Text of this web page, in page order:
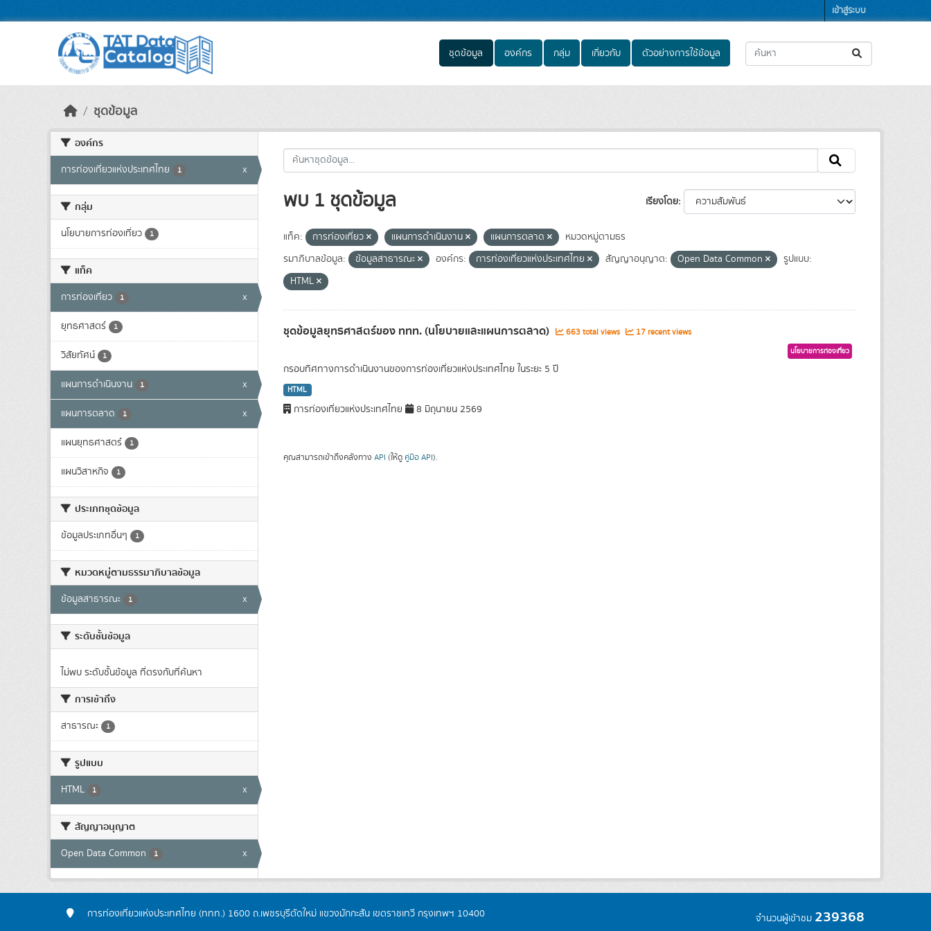
เข้าสู่ระบบ
ชุดข้อมูล องค์กร กลุ่ม เกี่ยวกับ ตัวอย่างการใช้ข้อมูล
ชุดข้อมูล
องค์กร
การท่องเที่ยวแห่งประเทศไทย 1 x
กลุ่ม
นโยบายการท่องเที่ยว 1
แท็ค
การท่องเที่ยว 1 x
ยุทธศาสตร์ 1
วิสัยทัศน์ 1
แผนการดำเนินงาน 1 x
แผนการตลาด 1 x
แผนยุทธศาสตร์ 1
แผนวิสาหกิจ 1
ประเภทชุดข้อมูล
ข้อมูลประเภทอื่นๆ 1
หมวดหมู่ตามธรรมาภิบาลข้อมูล
ข้อมูลสาธารณะ 1 x
ระดับชั้นข้อมูล
ไม่พบ ระดับชั้นข้อมูล ที่ตรงกับที่ค้นหา
การเข้าถึง
สาธารณะ 1
รูปแบบ
HTML 1 x
สัญญาอนุญาต
Open Data Common 1 x
เรียงโดย
พบ 1 ชุดข้อมูล
แท็ค: การท่องเที่ยว แผนการดำเนินงาน แผนการตลาด
หมวดหมู่ตามธร
รมาภิบาลข้อมูล:
ข้อมูลสาธารณะ องค์กร: การท่องเที่ยวแห่งประเทศไทย สัญญาอนุญาต: Open Data Common
รูปแบบ:
HTML
ชุดข้อมูลยุทธศาสตร์ของ ททท. (นโยบายและแผนการตลาด) 663 total views 17 recent views
นโยบายการท่องเที่ยว
กรอบทิศทางการดำเนินงานของการท่องเที่ยวแห่งประเทศไทย ในระยะ 5 ปี
HTML
การท่องเที่ยวแห่งประเทศไทย 8 มิถุนายน 2569
คุณสามารถเข้าถึงคลังทาง API (ให้ดู คู่มือ API).
การท่องเที่ยวแห่งประเทศไทย (ททท.) 1600 ถ.เพชรบุรีตัดใหม่ แขวงมักกะสัน เขตราชเทวี กรุงเทพฯ 10400 จำนวนผู้เข้าชม 239368